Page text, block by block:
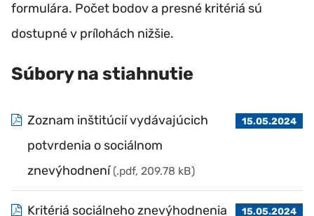
formulára. Počet bodov a presné kritériá sú
dostupné v prílohách nižšie.
Súbory na stiahnutie
Zoznam inštitúcií vydávajúcich
potvrdenia o sociálnom
znevýhodnení (.pdf, 209.78 kB)
15.05.2024
Kritériá sociálneho znevýhodnenia 15.05.2024